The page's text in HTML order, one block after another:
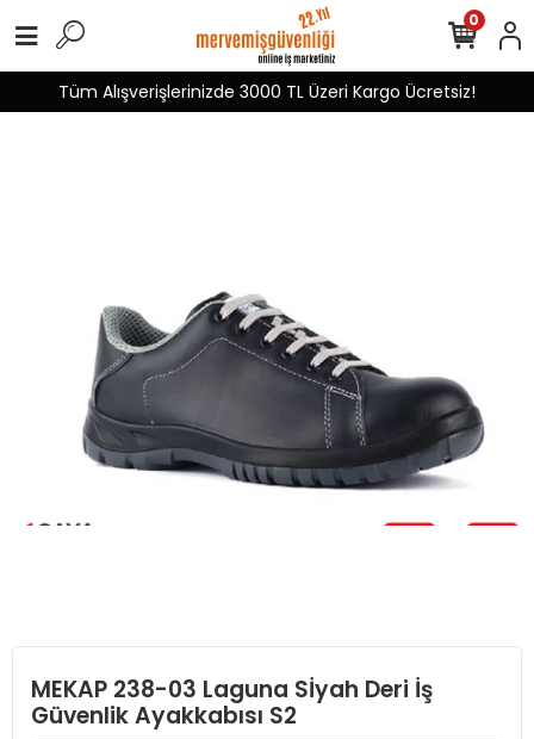
Tüm Alışverişlerinizde 3000 TL Üzeri Kargo Ücretsiz!
0
MEKAP 238-03 Laguna Sİyah Deri İş
Güvenlik Ayakkabısı S2